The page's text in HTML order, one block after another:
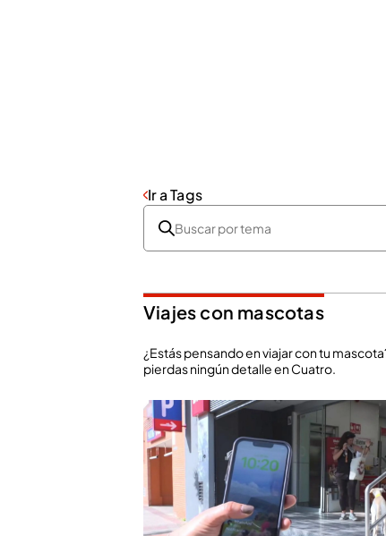
Ir a Tags
Viajes con mascotas
¿Estás pensando en viajar con tu
pierdas ningún detalle en Cuatro.